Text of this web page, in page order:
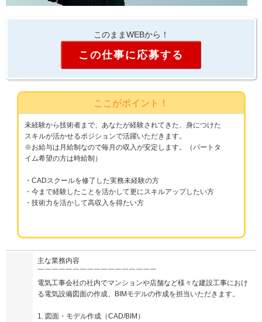
このままWEBから！
この仕事に応募する
ここがポイント！
未経験から技術者まで、あなたが経験されてきた、身につけた
スキルが活かせるポジションで活躍いただきます。
※お給与は月給制なので毎月の収入が安定します。（パートタ
イム希望の方は時給制）
・CADスクールを修了した実務未経験の方
・今まで経験したことを活かして更にスキルアップしたい方
・技術力を活かして高収入を得たい方
主な業務内容
￣￣￣￣￣￣￣￣￣￣￣￣￣￣￣￣￣
電気工事会社の社内でマンションや店舗など様々な建設工事におけ
る電気設備図面の作成、BIMモデルの作成を担当いただきます。
1. 図面・モデル作成（CAD/BIM）